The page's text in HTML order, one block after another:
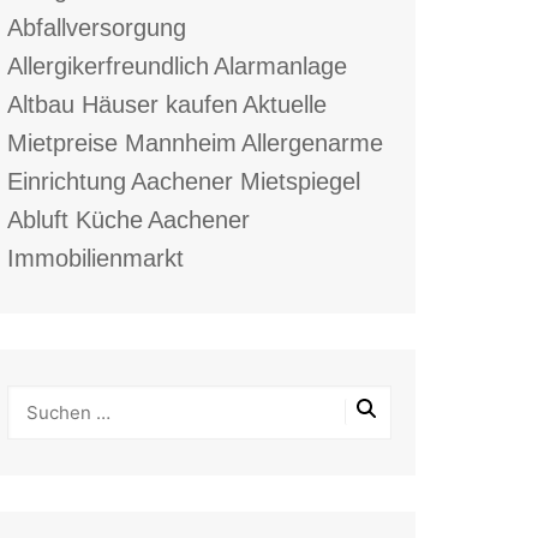
Abfallversorgung
Allergikerfreundlich Alarmanlage
Altbau Häuser kaufen Aktuelle
Mietpreise Mannheim Allergenarme
Einrichtung Aachener Mietspiegel
Abluft KücheAachener
Immobilienmarkt